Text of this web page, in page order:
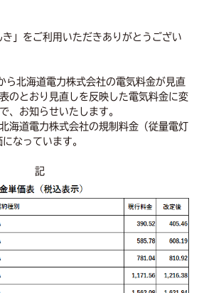
」をご利用いただきありがとうござい
北海道電力株式会社の電気料金が見直
のとおり見直しを反映した電気料金に変
、お知らせいたします。
海道電力株式会社の規制料金（従量電灯
なっています。
記